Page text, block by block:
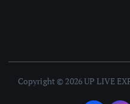
Copyright © 2026 UP LIVE